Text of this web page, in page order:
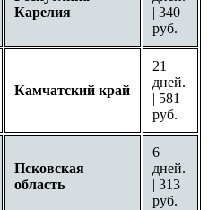
Карелия
| 340
руб.
Камчатский край
21
дней.
| 581
руб.
Псковская
область
6
дней.
| 313
руб.